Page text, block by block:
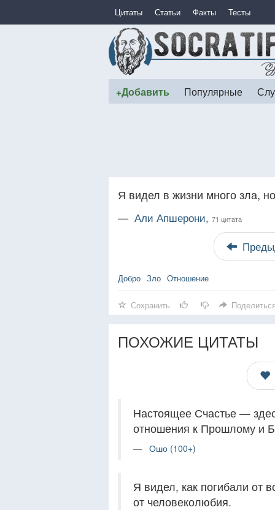
Цитаты Статьи Факты Тесты
+Добавить Популярные
Я видел в жизни много зла,
— Али Апшерони, 71 цитата
Добро Зло Отношение
Сохранить Поделиться
ПОХОЖИЕ ЦИТАТЫ
Настоящее Счастье —
отношения к Прошлому и
Ошо (100+)
Я видел, как погибали от
от человеколюбия.